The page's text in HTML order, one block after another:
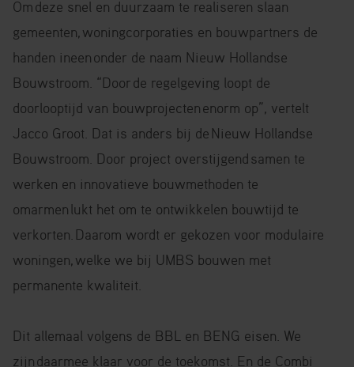
Omdeze snel en duurzaam te realiseren slaan
gemeenten,woningcorporaties en bouwpartners de
handen ineenonder de naam Nieuw Hollandse
Bouwstroom. “Doorde regelgeving loopt de
doorlooptijd van bouwprojectenenorm op”, vertelt
Jacco Groot. Dat is anders bij de Nieuw Hollandse
Bouwstroom. Door project overstijgendsamen te
werken en innovatieve bouwmethoden te
omarmen lukt het om te ontwikkelen bouwtijd te
verkorten. Daarom wordt er gekozen voor modulaire
woningen,welke we bij UMBS bouwen met
permanente kwaliteit.
Dit allemaal volgens de BBL en BENG eisen. We
zijndaarmee klaar voor de toekomst. En de Combi